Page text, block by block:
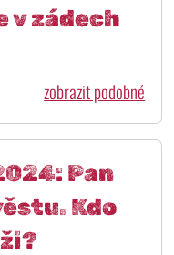
v zádech
zobrazit podobné
Pan
Kdo